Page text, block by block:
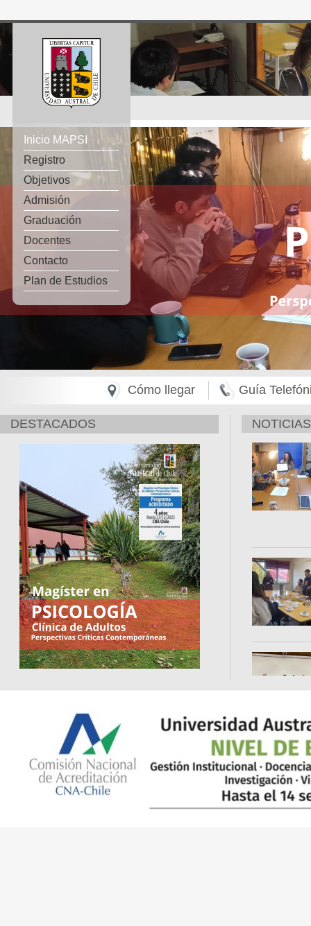
Inicio MAPSI
Registro
Objetivos
Admisión
Graduación
Docentes
Contacto
Plan de Estudios
Cómo llegar Guía
DESTACADOS NOTICIAS